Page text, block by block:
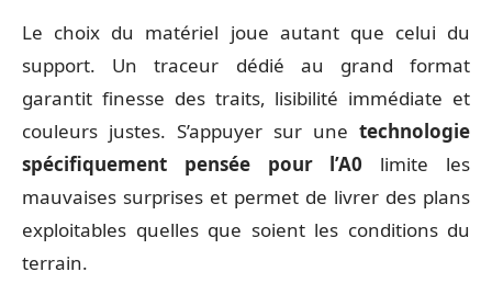
Le choix du matériel joue autant que celui du
support. Un traceur dédié au grand format
garantit finesse des traits, lisibilité immédiate et
couleurs justes. S’appuyer sur une technologie
spécifiquement pensée pour l’A0 limite les
mauvaises surprises et permet de livrer des plans
exploitables quelles que soient les conditions du
terrain.